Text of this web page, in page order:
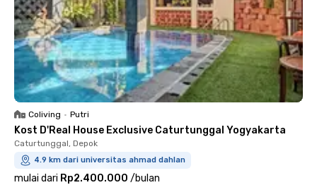
Coliving • Putri
Kost D'Real House Exclusive Caturtunggal Yogyakarta
Caturtunggal, Depok
4.9 km dari universitas ahmad dahlan
mulai dari Rp2.400.000 /bulan